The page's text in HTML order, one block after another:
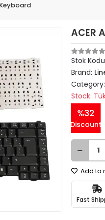
ACER
Stok
Brand:
Category:
Stock:
%32
Discount
Add to
Fast